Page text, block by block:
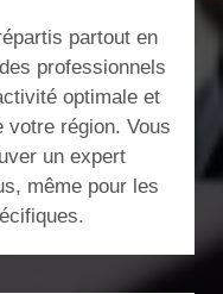
partout en
professionnels
optimale et
votre région. Vous
un expert
même pour les